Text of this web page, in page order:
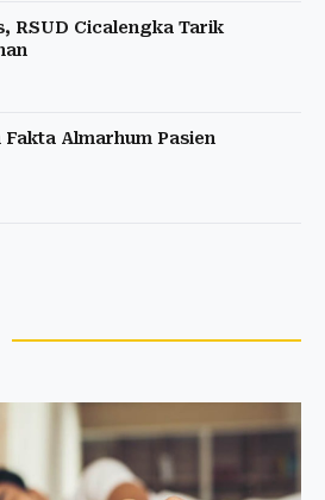
RSUD Cicalengka Tarik
Almarhum Pasien